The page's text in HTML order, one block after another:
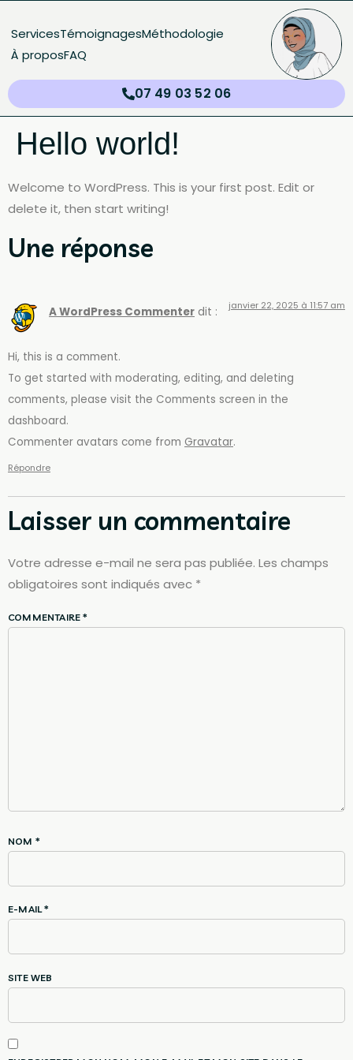
ServicesTémoignagesMéthodologie
À proposFAQ
07 49 03 52 06
Hello world!
Welcome to WordPress. This is your first post. Edit or
delete it, then start writing!
Une réponse
A WordPress Commenter dit : janvier 22, 2025 à 11:57 am
Hi, this is a comment.
To get started with moderating, editing, and deleting
comments, please visit the Comments screen in the
dashboard.
Commenter avatars come from Gravatar.
Répondre
Laisser un commentaire
Votre adresse e-mail ne sera pas publiée. Les champs
obligatoires sont indiqués avec *
COMMENTAIRE*
NOM *
E-MAIL*
SITE WEB